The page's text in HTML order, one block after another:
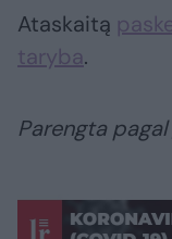
Ataskaitą
taryba.
Parengta pagal